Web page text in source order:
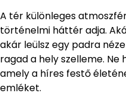
A tér különleges
történelmi háttér adja.
akár leülsz egy padra
ragad a hely szelleme. Ne
amely a híres festő
emléket.